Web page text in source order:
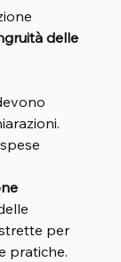
delle
per
pratiche.